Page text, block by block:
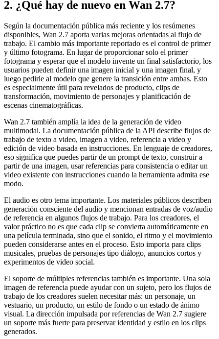
2. ¿Qué hay de nuevo en Wan 2.7?
Según la documentación pública más reciente y los resúmenes
disponibles, Wan 2.7 aporta varias mejoras orientadas al flujo de
trabajo. El cambio más importante reportado es el control de primer
y último fotograma. En lugar de proporcionar solo el primer
fotograma y esperar que el modelo invente un final satisfactorio, los
usuarios pueden definir una imagen inicial y una imagen final, y
luego pedirle al modelo que genere la transición entre ambas. Esto
es especialmente útil para revelados de producto, clips de
transformación, movimiento de personajes y planificación de
escenas cinematográficas.
Wan 2.7 también amplía la idea de la generación de video
multimodal. La documentación pública de la API describe flujos de
trabajo de texto a video, imagen a video, referencia a video y
edición de video basada en instrucciones. En lenguaje de creadores,
eso significa que puedes partir de un prompt de texto, construir a
partir de una imagen, usar referencias para consistencia o editar un
video existente con instrucciones cuando la herramienta admita ese
modo.
El audio es otro tema importante. Los materiales públicos describen
generación consciente del audio y mencionan entradas de voz/audio
de referencia en algunos flujos de trabajo. Para los creadores, el
valor práctico no es que cada clip se convierta automáticamente en
una película terminada, sino que el sonido, el ritmo y el movimiento
pueden considerarse antes en el proceso. Esto importa para clips
musicales, pruebas de personajes tipo diálogo, anuncios cortos y
experimentos de video social.
El soporte de múltiples referencias también es importante. Una sola
imagen de referencia puede ayudar con un sujeto, pero los flujos de
trabajo de los creadores suelen necesitar más: un personaje, un
vestuario, un producto, un estilo de fondo o un estado de ánimo
visual. La dirección impulsada por referencias de Wan 2.7 sugiere
un soporte más fuerte para preservar identidad y estilo en los clips
generados.